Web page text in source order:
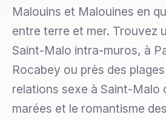
Malouins et Malouines en
entre terre et mer. Trouvez
Saint-Malo intra-muros, à
Rocabey ou près des
relations sexe à Saint-Malo
marées et le romantisme